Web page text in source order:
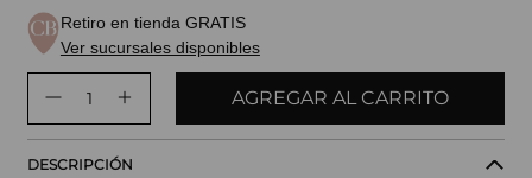
Retiro en tienda GRATIS
Ver sucursales disponibles
AGREGAR AL CARRITO
DESCRIPCIÓN